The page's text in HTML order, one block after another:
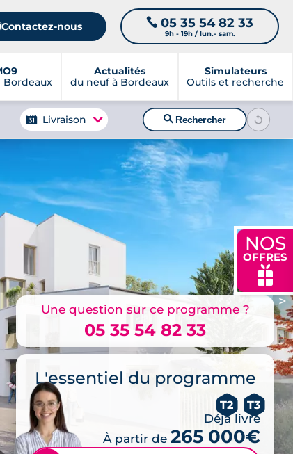
Contactez-nous 📞 05 35 54 82 33
9h - 19h / lun.- sam.
Bordeaux
Actualités
du neuf à Bordeaux
Simulateurs
Outils et recherche
NOS
OFFRES
🎁
Livraison 🔍Rechercher
>
Une question sur ce programme ?
05 35 54 82 33
L'essentiel du programme
T2 T3
Déjà livré
À partir de 265 000€